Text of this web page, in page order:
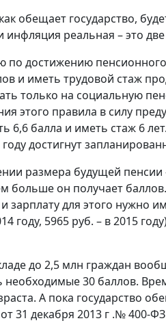
обещает государство,
реальная – это
достижению
и иметь трудовой стаж
только на социальную
этого правила в силу
6,6 балла и иметь стаж 6
достигнут
размера будущей пенсии
больше он получает
зарплату для этого нужно
году, 5965 руб. – в 2015
до 2,5 млн граждан
30 баллов.
А пока государство
31 декабря 2013 г .№ 400-